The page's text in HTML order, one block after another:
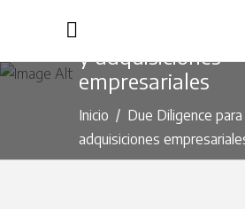
Due Diligence
y adquisiciones
empresariales
Inicio / Due Diligence
adquisiciones